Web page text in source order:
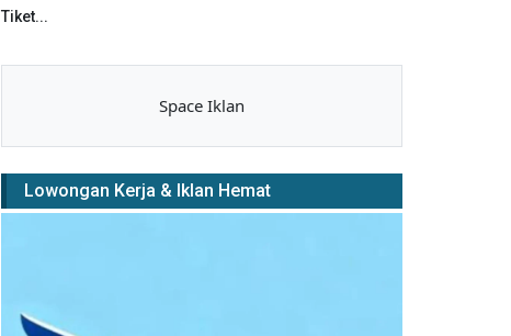
Tiket...
Space Iklan
Lowongan Kerja & Iklan Hemat